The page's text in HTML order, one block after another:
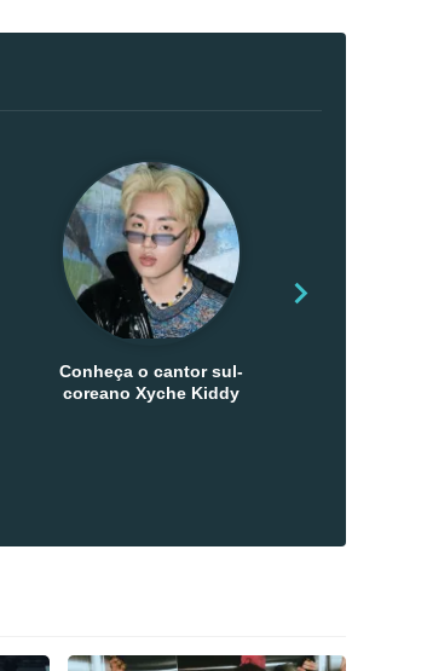
Conheça o cantor sul-
coreano Xyche Kiddy